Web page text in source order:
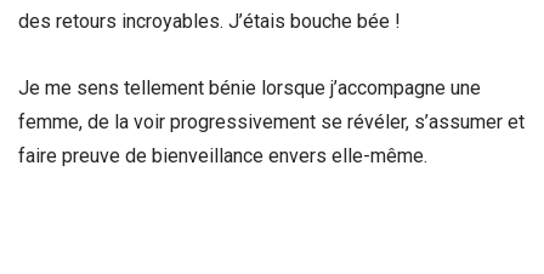
des retours incroyables. J’étais bouche bée !
Je me sens tellement bénie lorsque j’accompagne une
femme, de la voir progressivement se révéler, s’assumer et
faire preuve de bienveillance envers elle-même.